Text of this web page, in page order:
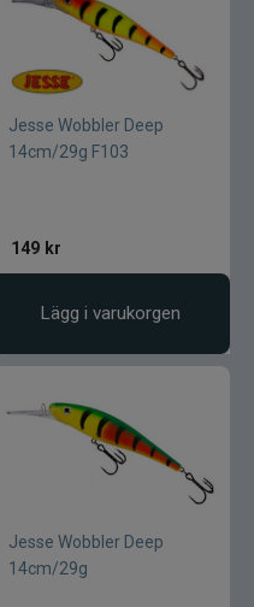
Jesse Wobbler Deep
14cm/29g F103
149 kr
Lägg i varukorgen
Jesse Wobbler Deep
14cm/29g